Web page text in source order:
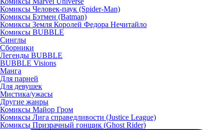
Комиксы Человек-паук (Spider-Man)
Комиксы Бэтмен (Batman)
Комиксы Земля Королей Федора Нечитайло
Комиксы BUBBLE
Синглы
Сборники
Легенды BUBBLE
BUBBLE Visions
Манга
Для парней
Для девушек
Мистика/ужасы
Другие жанры
Комиксы Майор Гром
Комиксы Лига справедливости (Justice League)
Комиксы Призрачный гонщик (Ghost Rider)